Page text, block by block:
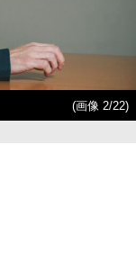
(画像 2/22)